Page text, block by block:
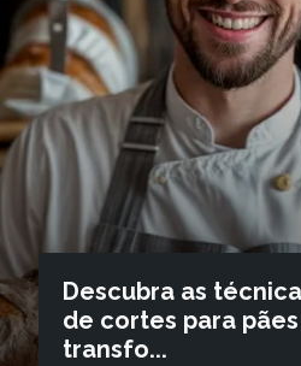
Descubra as
de cortes para
transfo...